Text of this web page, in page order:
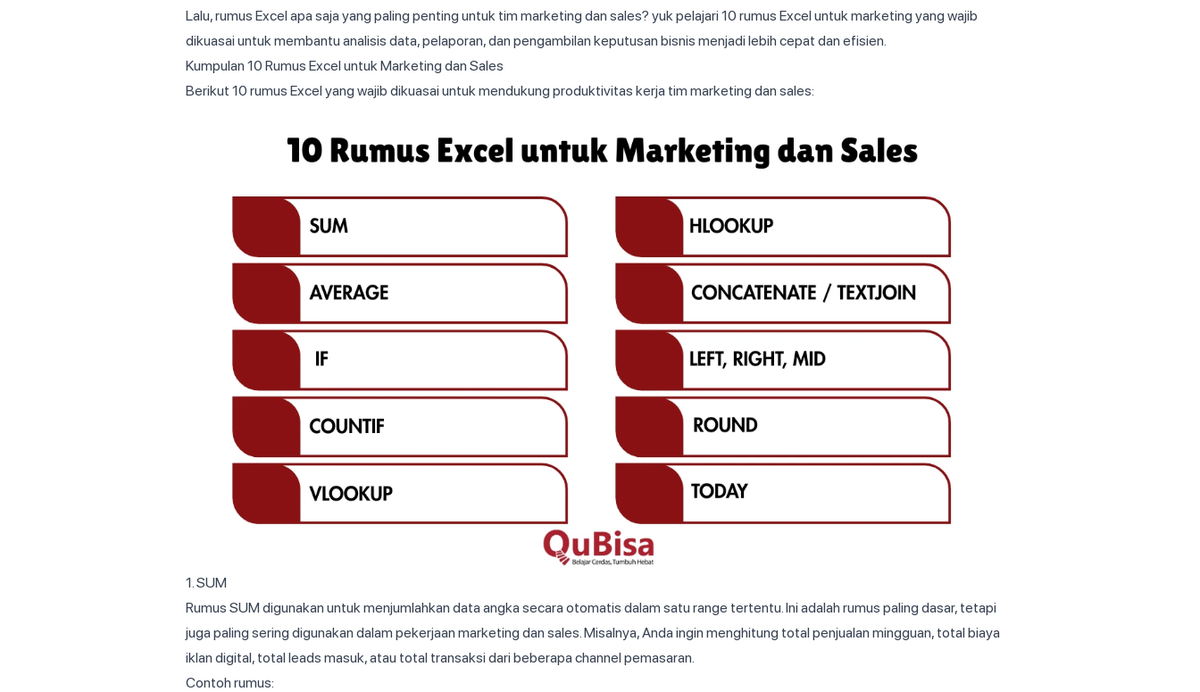
Lalu, rumus Excel apa saja yang paling penting untuk tim marketing dan sales? yuk pelajari 10 rumus Excel untuk marketing yang wajib
dikuasai untuk membantu analisis data, pelaporan, dan pengambilan keputusan bisnis menjadi lebih cepat dan efisien.
Kumpulan 10 Rumus Excel untuk Marketing dan Sales
Berikut 10 rumus Excel yang wajib dikuasai untuk mendukung produktivitas kerja tim marketing dan sales:
1. SUM
Rumus SUM digunakan untuk menjumlahkan data angka secara otomatis dalam satu range tertentu. Ini adalah rumus paling dasar, tetapi
juga paling sering digunakan dalam pekerjaan marketing dan sales. Misalnya, Anda ingin menghitung total penjualan mingguan, total biaya
iklan digital, total leads masuk, atau total transaksi dari beberapa channel pemasaran.
Contoh rumus: